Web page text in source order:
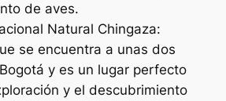
de aves.
Natural Chingaza:
se encuentra a unas dos
y es un lugar perfecto
y el descubrimiento